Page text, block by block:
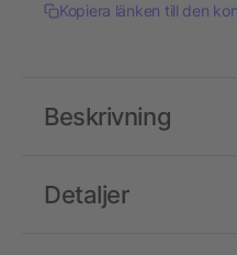
Kopiera länken till den
Detaljer
Beskrivning